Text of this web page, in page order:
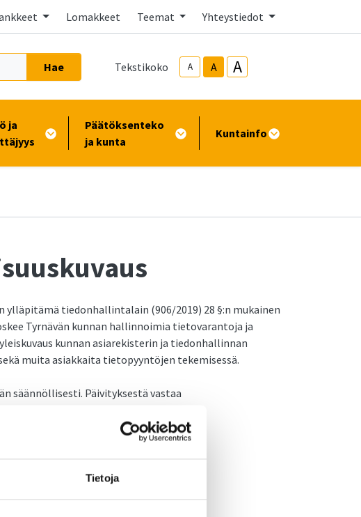
Tietoja
Lomakkeet Teemat Yhteystiedot
Hae Tekstikoko A A A
ja
Päätöksenteko
ja kunta
Kuntainfo
ylläpitämä tiedonhallintalain (906/2019) 28 §:n mukainen
Tyrnävän kunnan hallinnoimia tietovarantoja ja
kunnan asiarekisterin ja tiedonhallinnan
muita asiakkaita tietopyyntöjen tekemisessä.
säännöllisesti. Päivityksestä vastaa